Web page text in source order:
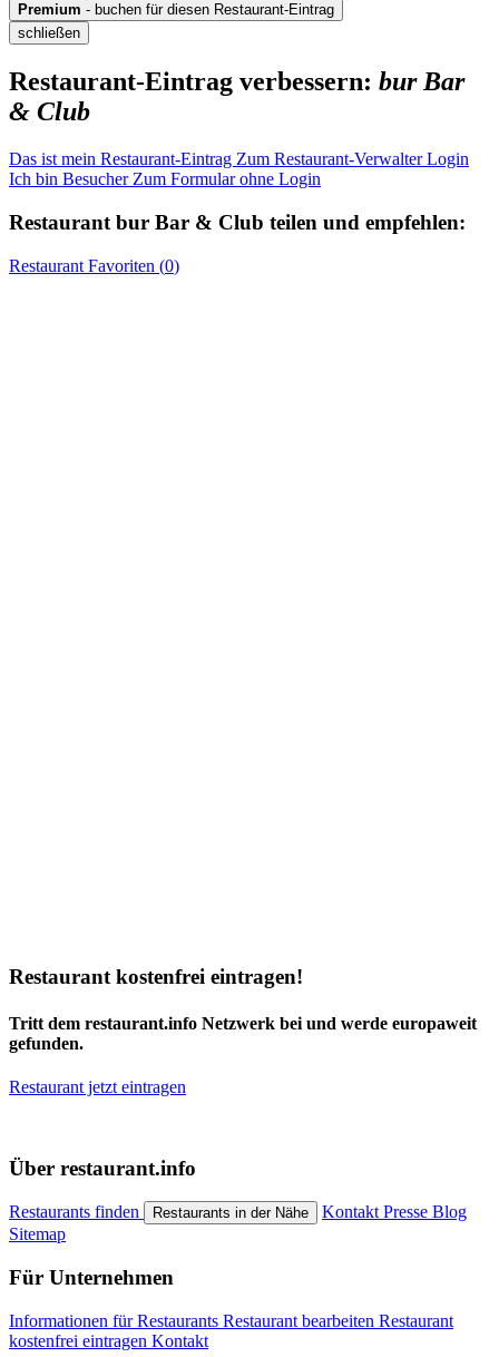
Premium - buchen für diesen Restaurant-Eintrag
schließen
Restaurant-Eintrag verbessern: bur Bar
& Club
Das ist mein Restaurant-Eintrag Zum Restaurant-Verwalter Login
Ich bin Besucher Zum Formular ohne Login
Restaurant bur Bar & Club teilen und empfehlen:
Restaurant Favoriten (0)
Restaurant kostenfrei eintragen!
Tritt dem restaurant.info Netzwerk bei und werde europaweit
gefunden.
Restaurant jetzt eintragen
Über restaurant.info
Restaurants finden Restaurants in der Nähe Kontakt Presse Blog
Sitemap
Für Unternehmen
Informationen für Restaurants Restaurant bearbeiten Restaurant
kostenfrei eintragen Kontakt